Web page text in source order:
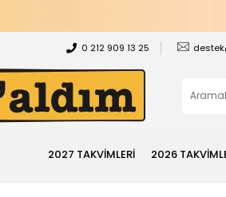
0 212 909 13 25
2027 TAKVİMLERİ 2026